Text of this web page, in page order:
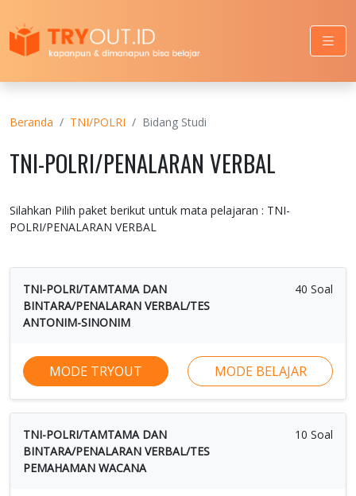
Beranda TNI/POLRI Bidang Studi
TNI-POLRI/PENALARAN VERBAL
Silahkan Pilih paket berikut untuk mata pelajaran : TNI-
POLRI/PENALARAN VERBAL
TNI-POLRI/TAMTAMA DAN
BINTARA/PENALARAN VERBAL/TES
ANTONIM-SINONIM
40 Soal
MODE TRYOUT MODE BELAJAR
TNI-POLRI/TAMTAMA DAN
BINTARA/PENALARAN VERBAL/TES
PEMAHAMAN WACANA
10 Soal